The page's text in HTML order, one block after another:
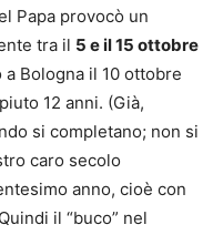
Papa provocò un
tra il 5 e il 15 ottobre
Bologna il 10 ottobre
12 anni. (Già,
si completano; non si
caro secolo
anno, cioè con
il “buco” nel